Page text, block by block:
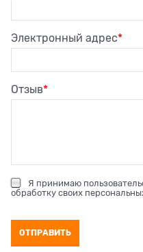
Электронный адрес
Отзыв
Я принимаю
обработку своих